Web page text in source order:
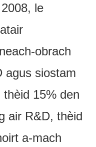
le
obrach
agus siostam
15% den
air R&D, thèid
a-mach